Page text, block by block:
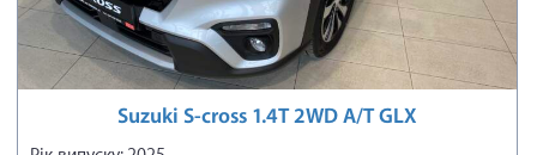
Suzuki S-cross 1.4T 2WD A/T GLX